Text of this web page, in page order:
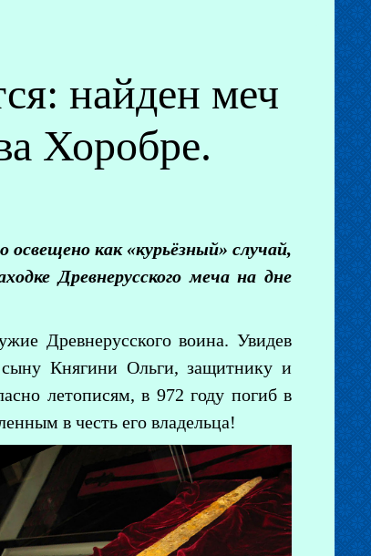
найден меч
Хоробре.
как «курьёзный» случай,
Древнерусского меча на дне
Древнерусского воина. Увидев
сыну Княгини Ольги, защитнику и
летописям, в 972 году погиб в
в честь его владельца!